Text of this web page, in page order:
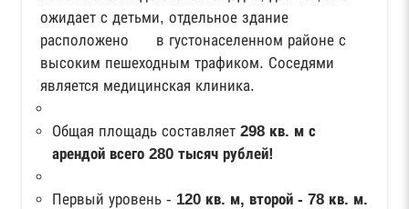
ожидает с детьми, отдельное здание
расположено в густонаселенном районе с
высоким пешеходным трафиком. Соседями
является медицинская клиника.
Общая площадь составляет 298 кв. м с
арендой всего 280 тысяч рублей!
Первый уровень - 120 кв. м, второй - 78 кв. м.